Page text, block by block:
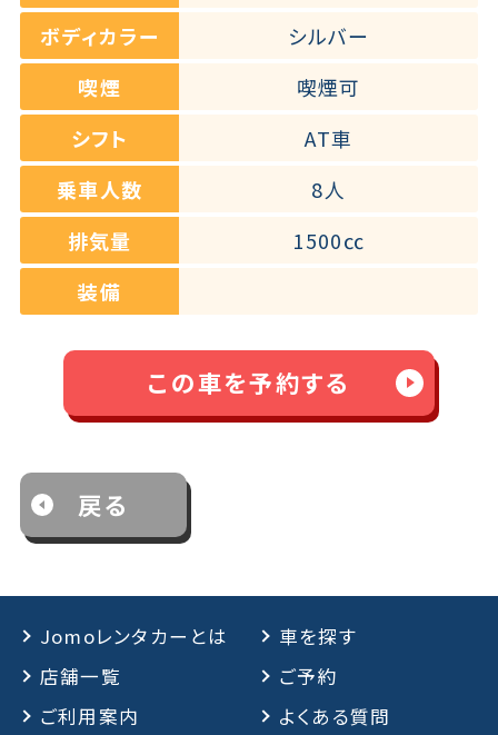
ボディカラー
シルバー
喫煙
喫煙可
シフト
AT車
乗車人数
8人
排気量
1500㏄
装備
戻る
この車を予約する
Jomoレンタカーとは
車を探す
店舗一覧
ご予約
ご利用案内
よくある質問